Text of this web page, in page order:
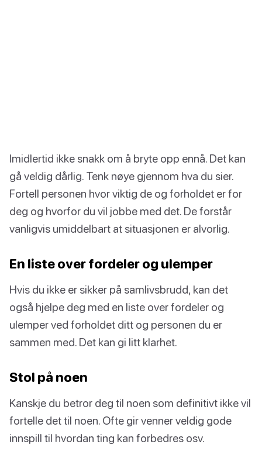
Imidlertid ikke snakk om å bryte opp ennå. Det kan
gå veldig dårlig. Tenk nøye gjennom hva du sier.
Fortell personen hvor viktig de og forholdet er for
deg og hvorfor du vil jobbe med det. De forstår
vanligvis umiddelbart at situasjonen er alvorlig.
En liste over fordeler og ulemper
Hvis du ikke er sikker på samlivsbrudd, kan det
også hjelpe deg med en liste over fordeler og
ulemper ved forholdet ditt og personen du er
sammen med. Det kan gi litt klarhet.
Stol på noen
Kanskje du betror deg til noen som definitivt ikke vil
fortelle det til noen. Ofte gir venner veldig gode
innspill til hvordan ting kan forbedres osv.